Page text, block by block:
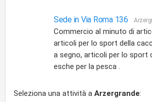
Sede in Via Roma 136
Commercio al minuto di
articoli per lo sport della
a segno, articoli per lo sport
esche per la pesca .
Seleziona una attività a Arzergrande: